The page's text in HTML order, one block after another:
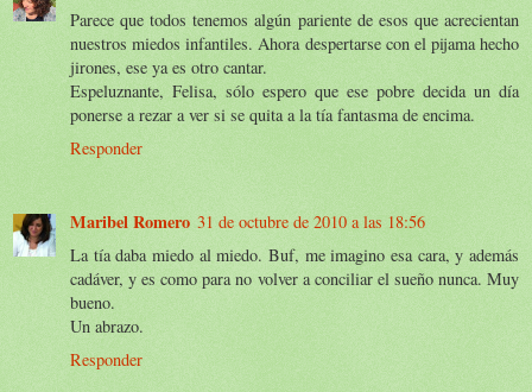
Parece que todos tenemos algún pariente de esos que acrecientan
nuestros miedos infantiles. Ahora despertarse con el pijama hecho
jirones, ese ya es otro cantar.
Espeluznante, Felisa, sólo espero que ese pobre decida un día
ponerse a rezar a ver si se quita a la tía fantasma de encima.
Responder
Maribel Romero 31 de octubre de 2010 a las 18:56
La tía daba miedo al miedo. Buf, me imagino esa cara, y además
cadáver, y es como para no volver a conciliar el sueño nunca. Muy
bueno.
Un abrazo.
Responder